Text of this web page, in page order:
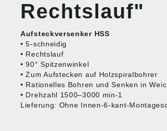
Rechtslauf"
Aufsteckversenker HSS
• 5-schneidig
• Rechtslauf
• 90° Spitzenwinkel
• Zum Aufstecken auf Holzspiralbohrer
• Rationelles Bohren und Senken in
• Drehzahl 1500–3000 min-1
Lieferung: Ohne Innen-6-kant-